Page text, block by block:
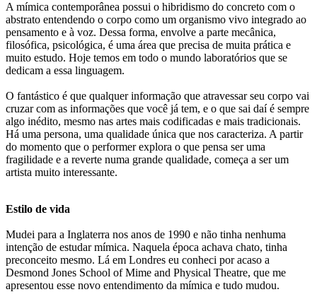
A mímica contemporânea possui o hibridismo do concreto com o
abstrato entendendo o corpo como um organismo vivo integrado ao
pensamento e à voz. Dessa forma, envolve a parte mecânica,
filosófica, psicológica, é uma área que precisa de muita prática e
muito estudo. Hoje temos em todo o mundo laboratórios que se
dedicam a essa linguagem.
O fantástico é que qualquer informação que atravessar seu corpo vai
cruzar com as informações que você já tem, e o que sai daí é sempre
algo inédito, mesmo nas artes mais codificadas e mais tradicionais.
Há uma persona, uma qualidade única que nos caracteriza. A partir
do momento que o performer explora o que pensa ser uma
fragilidade e a reverte numa grande qualidade, começa a ser um
artista muito interessante.
Estilo de vida
Mudei para a Inglaterra nos anos de 1990 e não tinha nenhuma
intenção de estudar mímica. Naquela época achava chato, tinha
preconceito mesmo. Lá em Londres eu conheci por acaso a
Desmond Jones School of Mime and Physical Theatre, que me
apresentou esse novo entendimento da mímica e tudo mudou.